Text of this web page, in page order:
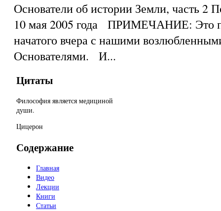
Основатели об истории Земли, часть 2
10 мая 2005 года ПРИМЕЧАНИЕ: Это
начатого вчера с нашими
Основателями. И...
Цитаты
Философия является медициной
души.
Цицерон
Содержание
Главная
Видео
Лекции
Книги
Статьи